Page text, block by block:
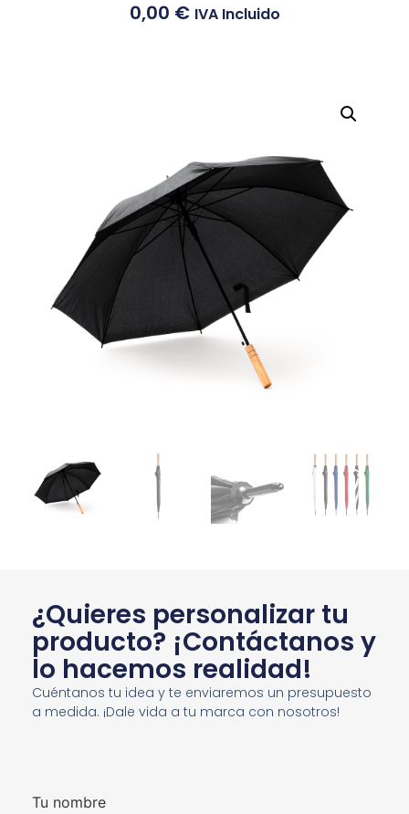
0,00 € IVA Incluido
¿Quieres personalizar tu
producto? ¡Contáctanos y
lo hacemos realidad!
Cuéntanos tu idea y te enviaremos un presupuesto
a medida. ¡Dale vida a tu marca con nosotros!
Tu nombre